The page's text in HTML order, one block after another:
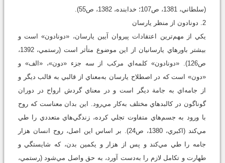
(سلطاني، 1381، ص107؛ خدابنده، 1382، ص55).
2. دونادون از منظر يارسان
يکي از مهم‌ترين اعتقادات پيروان آيين يارسان، «دونادون» است و
بيشتر باورهاي يارسانيان از اين موضوع متأثر است (رستمي، 1392،
ص126). «دونادون» کلمه‌اي مرکب از سه جزء «دون»، «الف» و
«دون» است که در اصطلاح يارسان به‌معناي از قالبي به قالب ديگر و
از جامه‌اي به جامة ديگر است و در معناي گردش ارواح در دوران
گوناگون در کالبدهاي مختلف به‌کار مي‌رود. اين بدان معناست که روح
با ورود به جسم‌هاي متفاوت تجلي کرده، زندگي‌هاي متعددي را طي
مي‌کند (اکبري، 1380، ص24). بر اساس اين اصل، روح انسان هزار
جامه را طي مي‌کند و پس از هزار و يکمين بدن، که شايستگي و
طهارت و تکامل لازم را به‌دست آورد، به حق واصل مي‌شود (رستمي،